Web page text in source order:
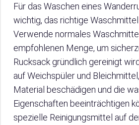
Für das Waschen eines
wichtig, das richtige
Verwende normales
empfohlenen Menge, um
Rucksack gründlich gereinigt
auf Weichspüler und
Material beschädigen und die
Eigenschaften beeinträchtigen
spezielle Reinigungsmittel auf